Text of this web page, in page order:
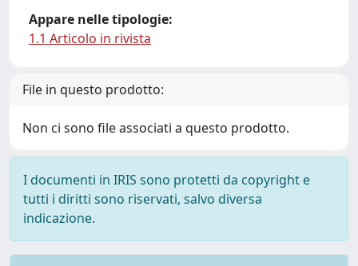
Appare nelle tipologie:
1.1 Articolo in rivista
File in questo prodotto:
Non ci sono file associati a questo prodotto.
I documenti in IRIS sono protetti da copyright e
tutti i diritti sono riservati, salvo diversa
indicazione.